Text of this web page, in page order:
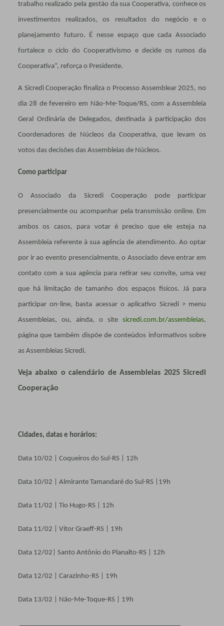
trabalho realizado pela gestão da sua Cooperativa, conhece os
investimentos realizados, os resultados do negócio e o
planejamento futuro. É nesse espaço que cada Associado
fortalece o ciclo do Cooperativismo e decide os rumos da
Cooperativa”, reforça o Presidente.
A Sicredi Cooperação finaliza o Processo Assemblear 2025, no
dia 28 de fevereiro em Não-Me-Toque/RS, com a Assembleia
Geral Ordinária de Delegados, destinada à participação dos
Coordenadores de Núcleos da Cooperativa, que levam os
votos das decisões das Assembleias de Núcleos.
Como participar
O Associado da Sicredi Cooperação pode participar
presencialmente ou acompanhar pela transmissão online. Em
ambos os casos, para votar é preciso que ele esteja na
Assembleia referente à sua agência de atendimento. Ao optar
por ir ao evento presencialmente, o Associado deve entrar em
contato com a sua agência para retirar seu convite, uma vez
que há limitação de tamanho dos espaços físicos. Já para
participar on-line, basta acessar o aplicativo Sicredi > menu
Assembleias, ou, ainda, o sitesicredi.com.br/assembleias,
página que também dispõe de conteúdos informativos sobre
as Assembleias Sicredi.
Veja abaixo o calendário de Assembleias 2025 Sicredi
Cooperação
Cidades, datas e horários:
Data 10/02 | Coqueiros do Sul-RS | 12h
Data 10/02 | Almirante Tamandaré do Sul-RS |19h
Data 11/02 | Tio Hugo-RS | 12h
Data 11/02 | Vitor Graeff-RS | 19h
Data 12/02| Santo Antônio do Planalto-RS | 12h
Data 12/02 | Carazinho-RS | 19h
Data 13/02 | Não-Me-Toque-RS | 19h